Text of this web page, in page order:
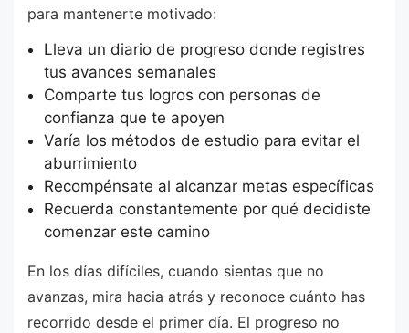
para mantenerte motivado:
Lleva un diario de progreso donde registres
tus avances semanales
Comparte tus logros con personas de
confianza que te apoyen
Varía los métodos de estudio para evitar el
aburrimiento
Recompénsate al alcanzar metas específicas
Recuerda constantemente por qué decidiste
comenzar este camino
En los días difíciles, cuando sientas que no
avanzas, mira hacia atrás y reconoce cuánto has
recorrido desde el primer día. El progreso no